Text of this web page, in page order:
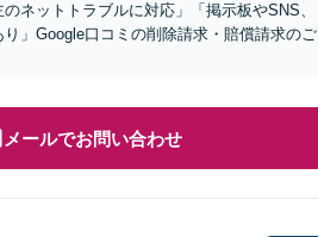
ネットトラブルに対応」「掲示板やSNS、
」Google口コミの削除請求・賠償請求のご
メールでお問い合わせ